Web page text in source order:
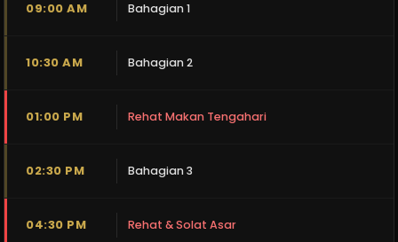
09:00 AM Bahagian 1
10:30 AM Bahagian 2
01:00 PM Rehat Makan Tengahari
02:30 PM Bahagian 3
04:30 PM Rehat & Solat Asar